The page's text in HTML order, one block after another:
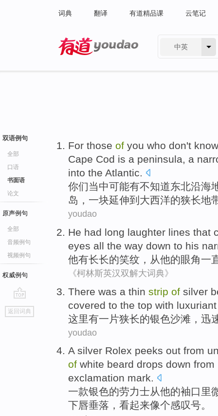
词典 翻译 有道精品课 云笔记
中英
双语例句
全部
口语
书面语
论文
原声例句
全部
音频例句
视频例句
权威例句
go
top
返回词典
For those of you who don't know
Cape Cod is a peninsula, a
into the Atlantic.
你们当中可能有不知道东北沿海
岛 ，一块延伸到 大西洋的狭长地
youdao
He had long laughter lines that
eyes all the way down to his
他有长长的笑纹 ， 从他的眼角一
《柯林斯英汉双解大词典》
There was a thin strip of silver
covered to the top with luxuriant
这里有一 片狭长的银色沙滩 ， 迅
youdao
A silver Rolex peeks out from
of white beard drops down from
exclamation mark.
一款银色的劳力士从他的袖口 里
下唇垂落，看起来像个感叹号。